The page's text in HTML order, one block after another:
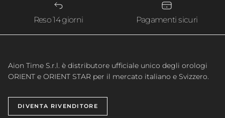
Reso 14 giorni Pagamenti sicuri
Aion Time S.r.l. è distributore ufficiale unico degli orologi
ORIENT e ORIENT STAR per il mercato italiano e Svizzero.
DIVENTA RIVENDITORE